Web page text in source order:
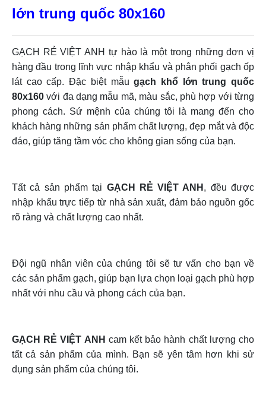
lớn trung quốc 80x160
GẠCH RẺ VIỆT ANH tự hào là một trong những đơn vị
hàng đầu trong lĩnh vực nhập khẩu và phân phối gạch ốp
lát cao cấp. Đặc biệt mẫugạch khổ lớn trung quốc
80x160 với đa dạng mẫu mã, màu sắc, phù hợp với từng
phong cách. Sứ mệnh của chúng tôi là mang đến cho
khách hàng những sản phẩm chất lượng, đẹp mắt và độc
đáo, giúp tăng tầm vóc cho không gian sống của bạn.
Tất cả sản phẩm tại GẠCH RẺ VIỆT ANH , đều được
nhập khẩu trực tiếp từ nhà sản xuất, đảm bảo nguồn gốc
rõ ràng và chất lượng cao nhất.
Đội ngũ nhân viên của chúng tôi sẽ tư vấn cho bạn về
các sản phẩm gạch, giúp bạn lựa chọn loại gạch phù hợp
nhất với nhu cầu và phong cách của bạn.
GẠCH RẺ VIỆT ANH cam kết bảo hành chất lượng cho
tất cả sản phẩm của mình. Bạn sẽ yên tâm hơn khi sử
dụng sản phẩm của chúng tôi.